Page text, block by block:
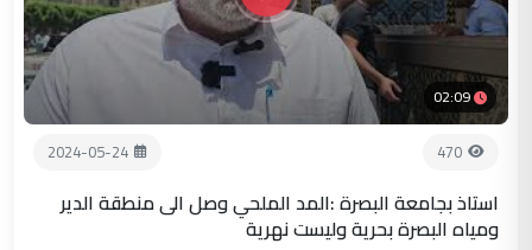
02:09
470
2024-05-24
استاذ بجامعة البصرة :المد الملحي وصل الى منطقة الدير
ومياه البصرة بحرية وليست نهرية